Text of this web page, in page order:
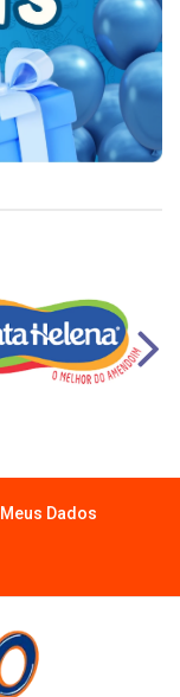
Meus Dados